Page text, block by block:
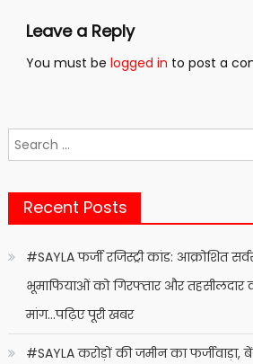
Leave a Reply
You must be logged in to post a
Search
for:
Recent Posts
#SAYLA फर्जी रजिस्ट्री कांड: आक्रोशित
भूमाफियाओं को गिरफ्तार और
मांग…पढ़िए पूरी खबर
#SAYLA करोड़ों की जमीन का